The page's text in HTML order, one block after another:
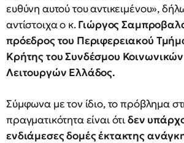
ευθύνη αυτού του αντικειμένου»,
αντίστοιχα ο κ.Γιώργος
πρόεδρος του Περιφερειακού
Κρήτης του Συνδέσμου Κοινωνικών
Λειτουργών Ελλάδoς.
Σύμφωνα με τον ίδιο, το πρόβλημα
πραγματικότητα είναι ότιδεν
ενδιάμεσες δομές έκτακτης